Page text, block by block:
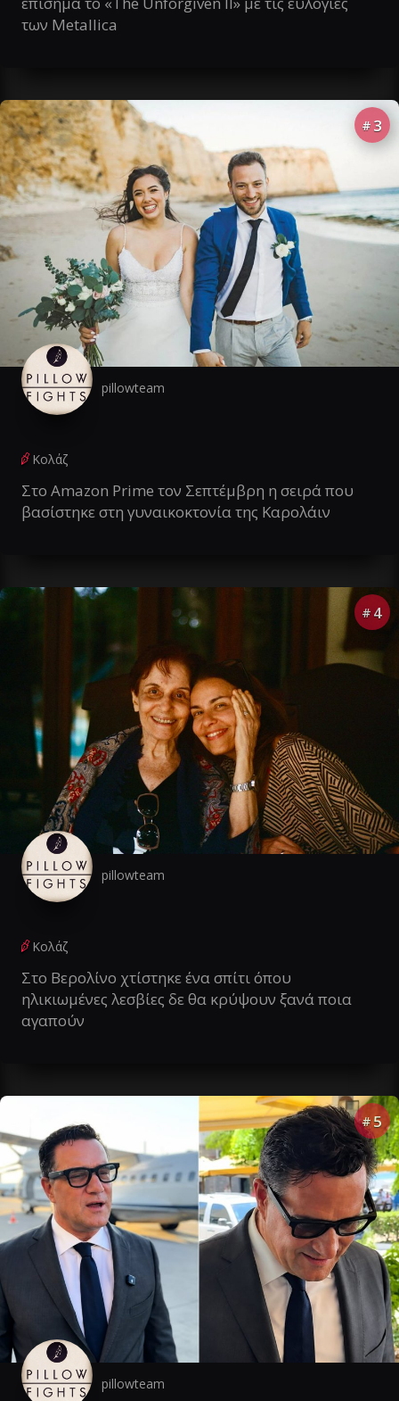
των Metallica
# 3
pillowteam
Κολάζ
Στο Amazon Prime τον Σεπτέμβρη η σειρά που
βασίστηκε στη γυναικοκτονία της Καρολάιν
# 4
pillowteam
Κολάζ
Στο Βερολίνο χτίστηκε ένα σπίτι όπου
ηλικιωμένες λεσβίες δε θα κρύψουν ξανά ποια
αγαπούν
# 5
pillowteam